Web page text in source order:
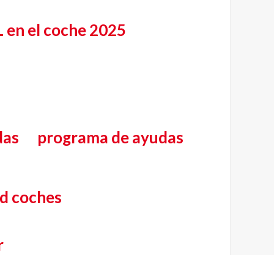
el coche 2025
programa de ayudas
coches